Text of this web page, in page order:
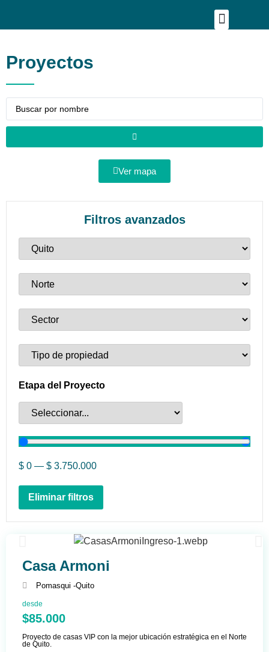
Proyectos
Ver mapa
Casa Armoni
Pomasqui -Quito
desde
$85.000
Proyecto de casas VIP con la mejor ubicación estratégica en el Norte
de Quito.
Filtros avanzados
Etapa del Proyecto
$ 0 — $ 3.750.000
Eliminar filtros